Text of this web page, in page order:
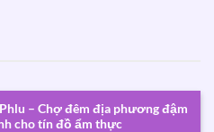
– Chợ đêm địa phương đậm
cho tín đồ ẩm thực